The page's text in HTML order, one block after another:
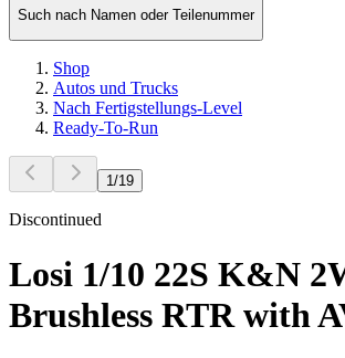
Such nach Namen oder Teilenummer
Shop
Autos und Trucks
Nach Fertigstellungs-Level
Ready-To-Run
1/19
Discontinued
Losi 1/10 22S K&N
Brushless RTR with